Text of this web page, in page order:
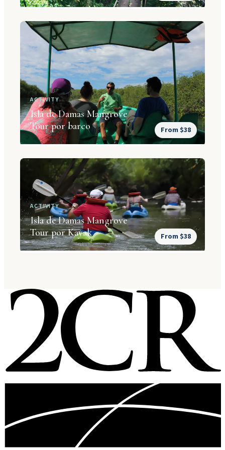
ACTIVITY
Isla de Damas Mangrove
Tour por barco
From $38
ACTIVITY
Isla de Damas Mangrove
Tour por Kayak
From $38